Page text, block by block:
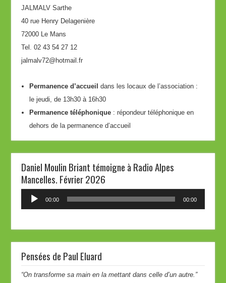
JALMALV Sarthe
40 rue Henry Delagenière
72000 Le Mans
Tel. 02 43 54 27 12
jalmalv72@hotmail.fr
Permanence d’accueil dans les locaux de l’association :
le jeudi, de 13h30 à 16h30
Permanence téléphonique : répondeur téléphonique en
dehors de la permanence d’accueil
Daniel Moulin Briant témoigne à Radio Alpes
Mancelles. Février 2026
Lecteur
00:00 00:00
Pensées de Paul Eluard
“On transforme sa main en la mettant dans celle d’un autre.”